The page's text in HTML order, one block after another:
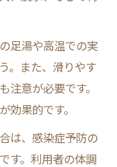
足湯や高温での実
。また、滑りやす
注意が必要です。
効果的です。
は、感染症予防の
す。利用者の体調